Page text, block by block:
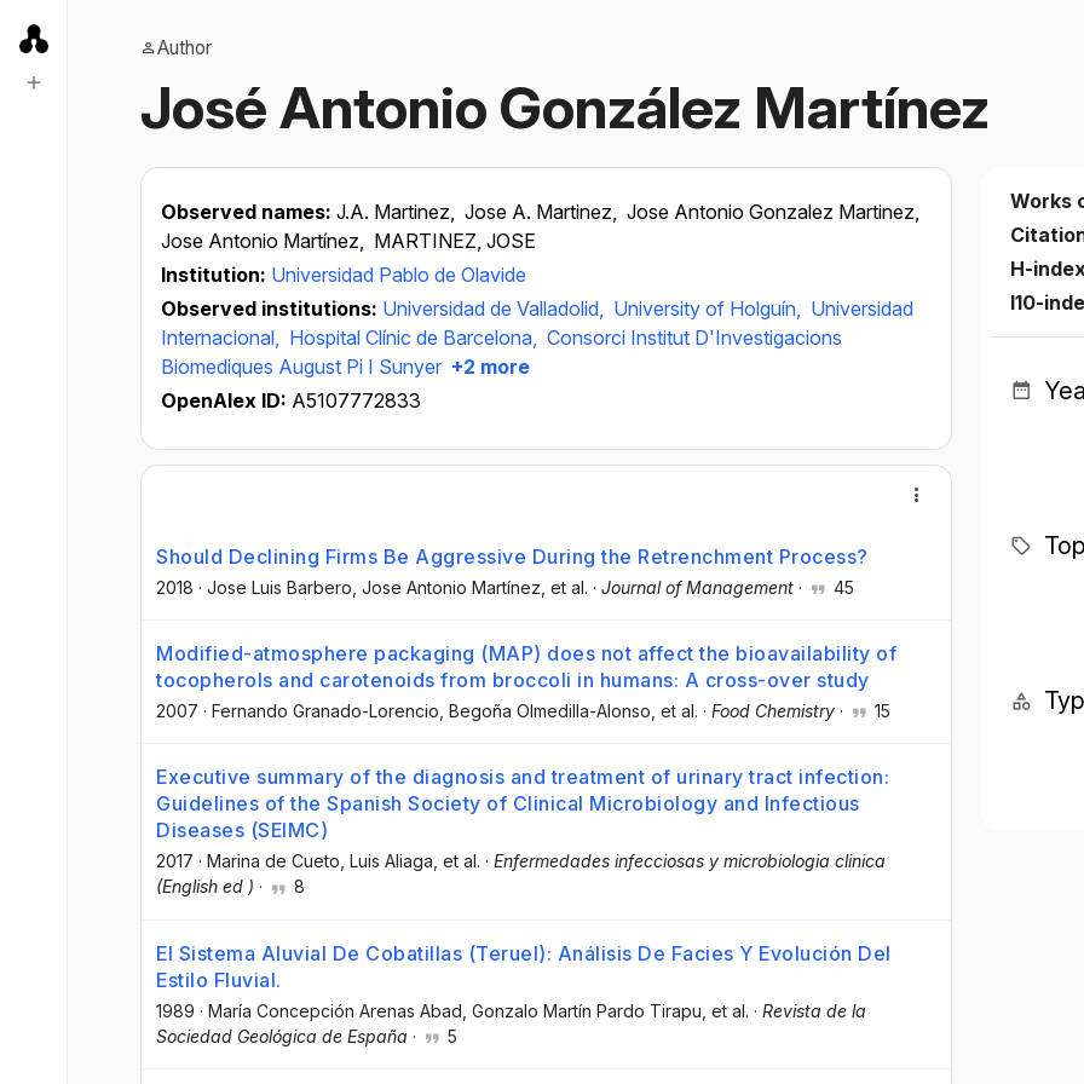
Author
José Antonio González Martínez
Observed names: J.A. Martinez, Jose A. Martinez, Jose Antonio Gonzalez Martinez,
Jose Antonio Martínez, MARTINEZ, JOSE
Institution: Universidad Pablo de Olavide
Observed institutions: Universidad de Valladolid, University of Holguín, Universidad
Internacional, Hospital Clínic de Barcelona, Consorci Institut D'Investigacions
Biomediques August Pi I Sunyer +2 more
OpenAlex ID: A5107772833
Should Declining Firms Be Aggressive During the Retrenchment Process?
2018 · Jose Luis Barbero , Jose Antonio Martínez , et al. · Journal of Management · 45
Modified-atmosphere packaging (MAP) does not affect the bioavailability of
tocopherols and carotenoids from broccoli in humans: A cross-over study
2007 · Fernando Granado-Lorencio , Begoña Olmedilla-Alonso , et al. · Food Chemistry · 15
Executive summary of the diagnosis and treatment of urinary tract infection:
Guidelines of the Spanish Society of Clinical Microbiology and Infectious
Diseases (SEIMC)
2017 · Marina de Cueto , Luis Aliaga , et al. · Enfermedades infecciosas y microbiologia clinica
(English ed ) · 8
El Sistema Aluvial De Cobatillas (Teruel): Análisis De Facies Y Evolución Del
Estilo Fluvial.
1989 · María Concepción Arenas Abad , Gonzalo Martín Pardo Tirapu , et al. · Revista de la
Sociedad Geológica de España · 5
Works
H-
I10-